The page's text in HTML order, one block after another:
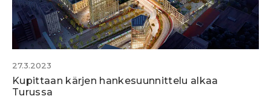
27.3.2023
Kupittaan kärjen hankesuunnittelu alkaa
Turussa